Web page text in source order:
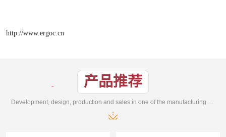
http://www.ergoc.cn
产品推荐
Development, design, production and sales in one of the manufacturing enterprises